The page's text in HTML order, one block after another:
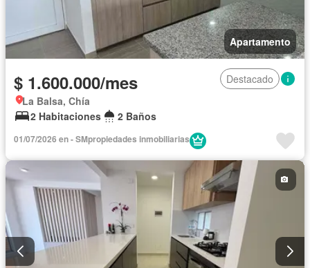
Apartamento
$ 1.600.000/mes
Destacado
La Balsa, Chía
2 Habitaciones
2 Baños
01/07/2026 en - SMpropiedades inmobiliarias